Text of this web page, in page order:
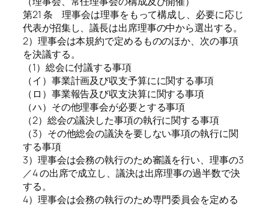
第21 条 理事会は理事をもって構成し、必要に応じ
代表が招集し、議長は出席理事の中から選出する。
2）理事会は本規約で定めるもののほか、次の事項
を決議する。
（1）総会に付議する事項
（イ）事業計画及び収支予算にに関する事項
（ロ）事業報告及び収支決算に関する事項
（ハ）その他理事会が必要とする事項
（2）総会の議決した事項の執行に関する事項
（3）その他総会の議決を要しない事項の執行に関
する事項
3）理事会は会務の執行のため審議を行い、理事の3
／4 の出席で成立し、議決は出席理事の過半数で決
する。
4）理事会は会務の執行のため専門委員会を定める